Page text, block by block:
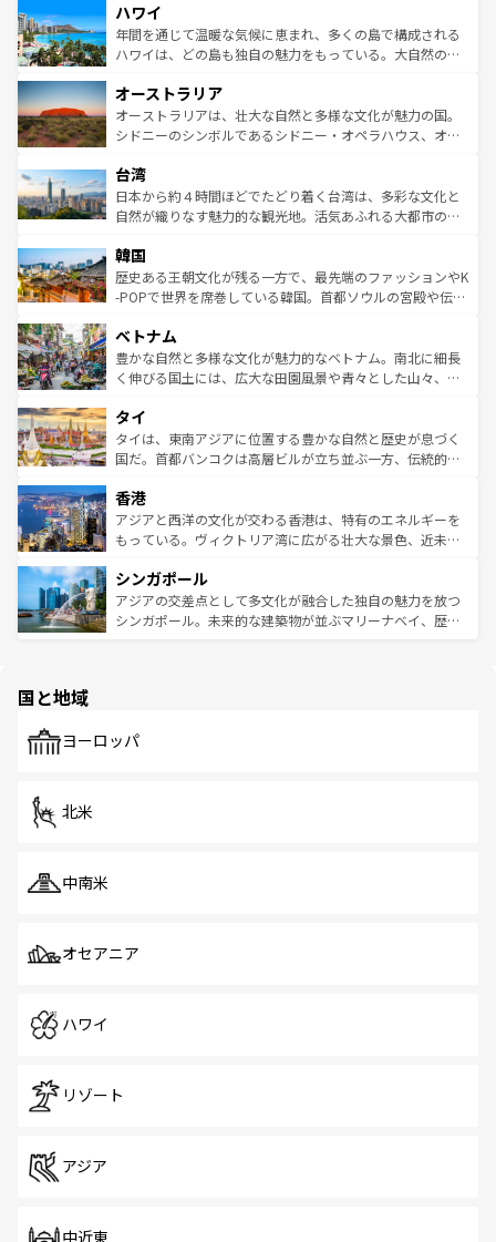
ば市内交通費無料で観光を楽しむこともできる。 なお、新
着のスイス情報はコンテンツ一覧 を参照してほしい。
のような巨大都市は、観光、ショッピング、エンターテイ
ンメントが詰まった刺激的なスポットだ。一方、アメリカ
西部には大自然が広がり、グランドキャニオンやイエロー
部のニューオーリンズでは、音楽と美食が融合した独特の
文化が魅力。旅行者はアメリカの各地域で異なる魅力を楽
しみながら、その多様性と豊かな歴史を感じることができ
ならではの贅沢な旅のスタイルだ。 なお、新着のアメリカ
情報はコンテンツ一覧を参照してほしい。
ハワイ
年間を通じて温暖な気候に恵まれ、多くの島で構成される
ハワイは、どの島も独自の魅力をもっている。大自然の神
ワイ島は見逃せない。また、定番の観光地といえばオアフ
島だが、静かな自然を求めるならマウイ島やカウアイ島が
おすすめ。エメラルドグリーンに輝く海をはじめ、豊かな
れるおもてなしの心で訪れる人々を迎えてくれるハワイの
人々、おいしいローカルフードやハワイアンミュージッ
ク、伝統的なフラダンスなど、すべてがハワイの魅力を彩
ワイを、存分に味わってほしい。 なお、新着のハワイ情報
はコンテンツ一覧を参照してほしい。
オーストラリア
オーストラリアは、壮大な自然と多様な文化が魅力の国。
シドニーのシンボルであるシドニー・オペラハウス、オー
リアリーフや大陸中央部にそびえるウルル（エアーズロッ
ク）、タスマニアの美しい原生林やケアンズの熱帯雨林な
ど、見どころがたくさん。また、カフェやワイン、オージ
いる。アクティビティも充実しており、サーフィンやダイ
ビング、ハイキングなど、アウトドア好きにはたまらな
い。オーストラリアの多彩な魅力を存分に味わいつくそ
参照してほしい。
台湾
日本から約４時間ほどでたどり着く台湾は、多彩な文化と
自然が織りなす魅力的な観光地。活気あふれる大都市の台
ン）、静ひつな山岳地帯である台湾東部など、都市の喧騒
と山間の静けさが共存しており、訪れる人に新しい発見と
驚きをもたらしてくれる。また、奥深い台湾の食文化も魅
容にもいいと評判のスイーツなど、バラエティ豊かな料理
が味わえる。 なお、新着の台湾情報は コンテンツ一覧を参
照してほしい。
韓国
歴史ある王朝文化が残る一方で、最先端のファッションやK
-POPで世界を席巻している韓国。首都ソウルの宮殿や伝統
き、地方に足を延ばせば四季折々の自然美を楽しむことが
できる。そして、キムチや焼肉、絶品のストリートフード
まで、さまざまな韓国料理が待っている。夜には、韓国な
リティに包まれながら、韓国の多彩な魅力を心ゆくまで味
わってみてほしい。 なお、新着の韓国情報はコンテンツ一
覧を参照してほしい。
ベトナム
豊かな自然と多様な文化が魅力的なベトナム。南北に細長
く伸びる国土には、広大な田園風景や青々とした山々、世
急速な発展と共に伝統が息づく。ハノイの古い町並みやホ
ーチミン市のフランス統治時代の建物も、独特の雰囲気を
醸し出している。また、バラエティの豊かさとおいしさで
とつ。フォーやバインミー、ベトナムコーヒーなどは、ぜ
ひ現地で味わいたい。どの地域を訪れてもあたたかい人々
が旅行者を迎えてくれるので、きっと忘れられない旅にな
参照してほしい。
タイ
タイは、東南アジアに位置する豊かな自然と歴史が息づく
国だ。首都バンコクは高層ビルが立ち並ぶ一方、伝統的な
の活気が交差している。北部ではチェンマイなどの山岳地
帯で自然と触れ合い、南部ではプーケットやクラビの美し
いビーチでリゾート気分を楽しむことができる。タイ料理
激する。気候は一年中温暖で、どの季節にも異なる楽しみ
が待っている。親しみやすいタイの人々、仏教を中心とし
た文化、そして多様な観光資源が、訪れる旅人を魅了し続
香港
アジアと西洋の文化が交わる香港は、特有のエネルギーを
もっている。ヴィクトリア湾に広がる壮大な景色、近未来
み、どこを訪れても感動するはず。観光スポットが密集し
ており、効率よく見どころを回れるのも魅力。息をのむよ
うな絶景から文化的な体験まで、香港を存分に楽しみ尽く
シンガポール
アジアの交差点として多文化が融合した独自の魅力を放つ
シンガポール。未来的な建築物が並ぶマリーナベイ、歴史
で、ホーカーズは地元の風情を楽しめる外せないスポット
国と地域
ヨーロッパ
北米
中南米
オセアニア
ハワイ
リゾート
アジア
中近東